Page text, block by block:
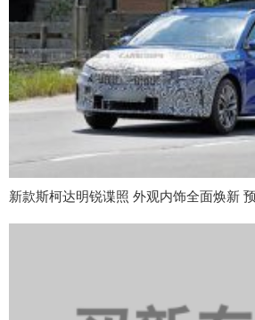
新款斯柯达明锐谍照 外观内饰全面焕新